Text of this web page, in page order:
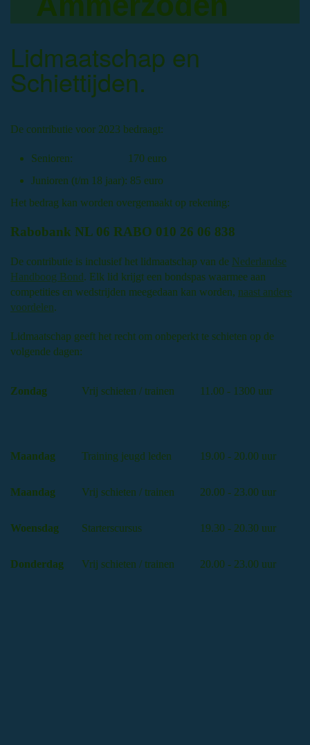
Lidmaatschap en
Schiettijden.
De contributie voor 2023 bedraagt:
Senioren: 170 euro
Junioren (t/m 18 jaar): 85 euro
Het bedrag kan worden overgemaakt op rekening:
Rabobank NL 06 RABO 010 26 06 838
De contributie is inclusief het lidmaatschap van de Nederlandse
Handboog Bond. Elk lid krijgt een bondspas waarmee aan
competities en wedstrijden meegedaan kan worden, naast andere
voordelen.
Lidmaatschap geeft het recht om onbeperkt te schieten op de
volgende dagen:
Zondag Vrij schieten / trainen 11.00 - 1300 uur
Maandag Training jeugd leden 19.00 - 20.00 uur
Maandag Vrij schieten / trainen 20.00 - 23.00 uur
Woensdag Starterscursus 19.30 - 20.30 uur
Donderdag Vrij schieten / trainen 20.00 - 23.00 uur